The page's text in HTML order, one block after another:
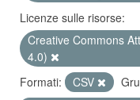
Licenze sulle risorse:
Creative Commons
4.0)
Formati:
CSV